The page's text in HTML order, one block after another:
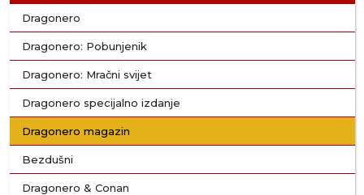
Dragonero
Dragonero: Pobunjenik
Dragonero: Mračni svijet
Dragonero specijalno izdanje
Dragonero magazin
Bezdušni
Dragonero & Conan